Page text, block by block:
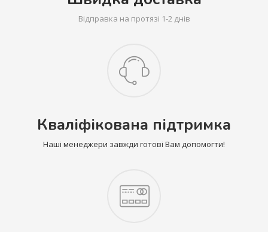
Відправка на протязі 1-2 днів
Кваліфікована підтримка
Наші менеджери завжди готові Вам допомогти!